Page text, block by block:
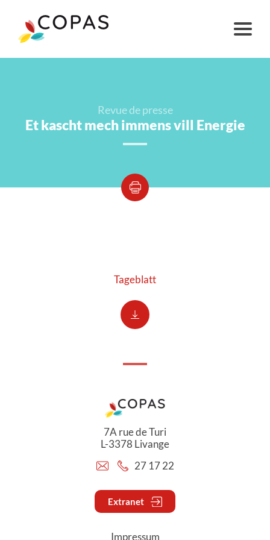
Revue de presse
Et kascht mech immens vill Energie
Tageblatt
7A rue de Turi
L-3378 Livange
27 17 22
Extranet
Impressum